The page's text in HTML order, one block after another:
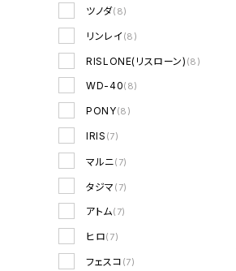
ツノダ(8)
リンレイ (8)
RISLONE(リスローン) (8)
WD-40(8)
PONY(8)
IRIS (7)
マルニ(7)
タジマ (7)
アトム(7)
ヒロ(7)
フェスコ (7)